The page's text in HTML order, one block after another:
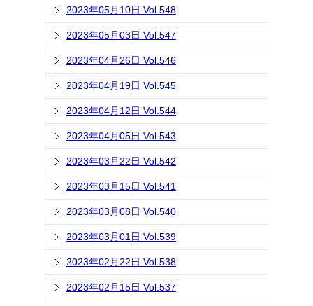
2023年05月10日 Vol.548
2023年05月03日 Vol.547
2023年04月26日 Vol.546
2023年04月19日 Vol.545
2023年04月12日 Vol.544
2023年04月05日 Vol.543
2023年03月22日 Vol.542
2023年03月15日 Vol.541
2023年03月08日 Vol.540
2023年03月01日 Vol.539
2023年02月22日 Vol.538
2023年02月15日 Vol.537